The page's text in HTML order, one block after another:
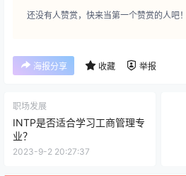
还没有人赞赏，快来当第一个赞赏的人吧！
海报分享 收藏 举报
职场发展
INTP是否适合学习工商管理专
业？
2023-9-2 20:27:37